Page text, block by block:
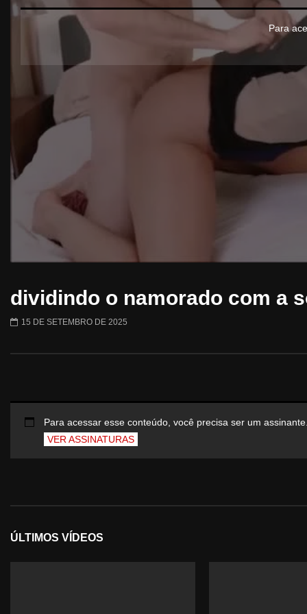
Para
dividindo o namorado com a
15 DE SETEMBRO DE 2025
Para acessar esse conteúdo, você precisa ser um
VER ASSINATURAS
ÚLTIMOS VÍDEOS